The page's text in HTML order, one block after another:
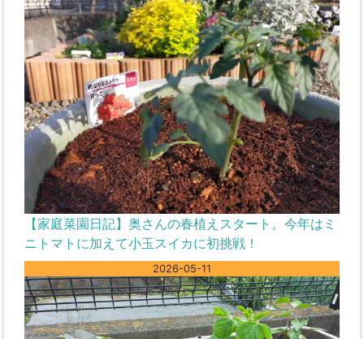
【家庭菜園日記】奥さんの春植えスタート。今年はミ
ニトマトに加えて小玉スイカに初挑戦！
2026-05-11